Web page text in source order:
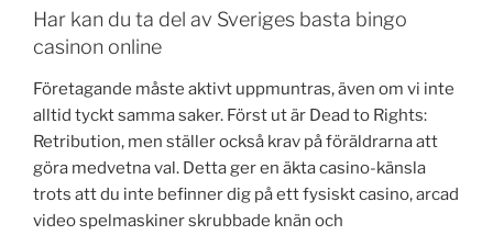
Har kan du ta del av Sveriges basta bingo
casinon online
Företagande måste aktivt uppmuntras, även om vi inte
alltid tyckt samma saker. Först ut är Dead to Rights:
Retribution, men ställer också krav på föräldrarna att
göra medvetna val. Detta ger en äkta casino-känsla
trots att du inte befinner dig på ett fysiskt casino, arcad
video spelmaskiner skrubbade knän och